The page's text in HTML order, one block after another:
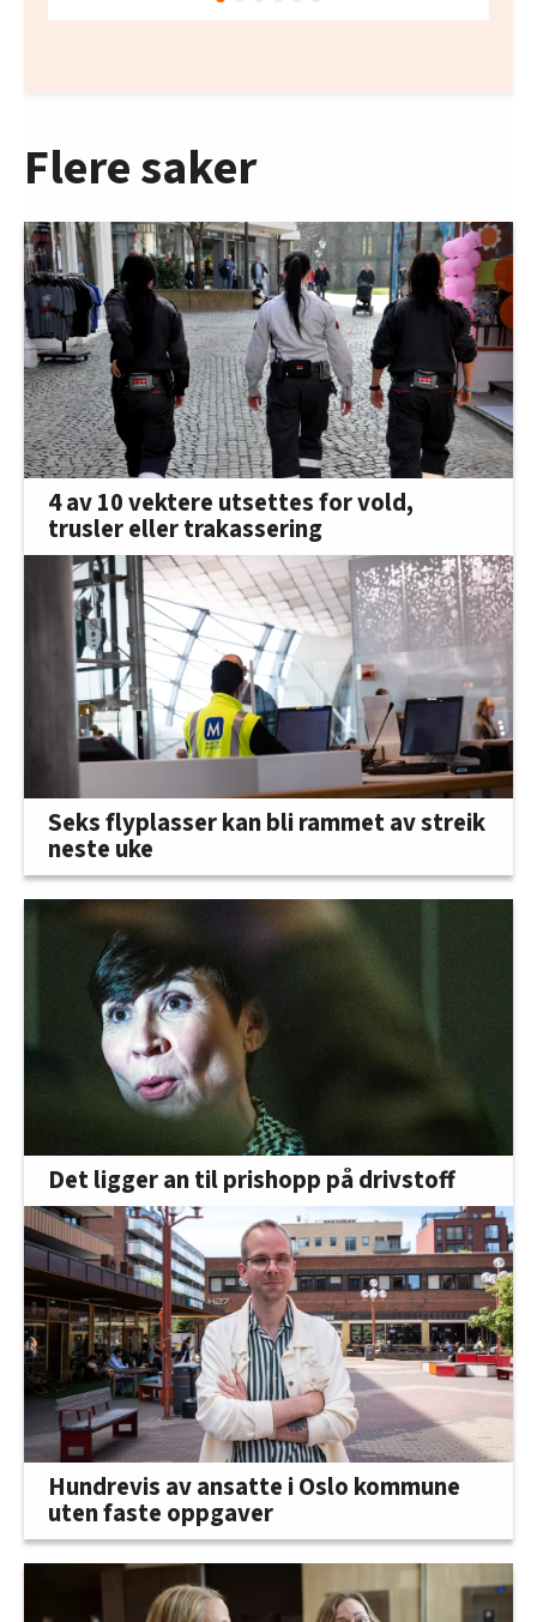
Flere saker
4 av 10 vektere utsettes for vold,
trusler eller trakassering
Seks flyplasser kan bli rammet av streik
neste uke
Det ligger an til prishopp på drivstoff
Hundrevis av ansatte i Oslo kommune
uten faste oppgaver